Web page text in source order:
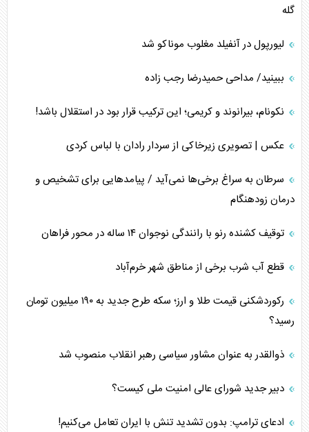
گله
لیورپول در آنفیلد مغلوب موناکو شد
ببینید/ مداحی حمیدرضا رجب زاده
نکونام، بیرانوند و کریمی؛ این ترکیب قرار بود در استقلال باشد!
عکس | تصویری زیرخاکی از سردار رادان با لباس کردی
سرطان به سراغ برخی‌ها نمی‌آید / پیامد‌هایی برای تشخیص و
درمان زودهنگام
توقیف کشنده رنو با رانندگی نوجوان ۱۴ ساله در محور فراهان
قطع آب شرب برخی از مناطق شهر خرم‌آباد
رکوردشکنی قیمت طلا و ارز؛ سکه طرح جدید به ۱۹۰ میلیون تومان
رسید؟
ذوالقدر به عنوان مشاور سیاسی رهبر انقلاب منصوب شد
دبیر جدید شورای عالی امنیت ملی کیست؟
ادعای ترامپ: بدون تشدید تنش با ایران تعامل می‌کنیم!